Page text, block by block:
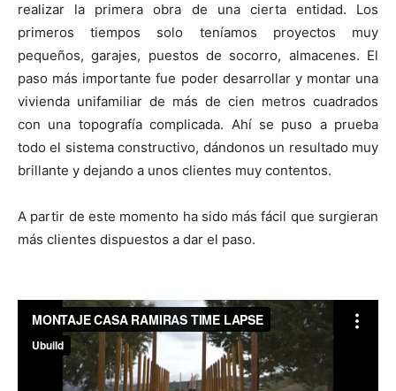
realizar la primera obra de una cierta entidad. Los
primeros tiempos solo teníamos proyectos muy
pequeños, garajes, puestos de socorro, almacenes. El
paso más importante fue poder desarrollar y montar una
vivienda unifamiliar de más de cien metros cuadrados
con una topografía complicada. Ahí se puso a prueba
todo el sistema constructivo, dándonos un resultado muy
brillante y dejando a unos clientes muy contentos.
A partir de este momento ha sido más fácil que surgieran
más clientes dispuestos a dar el paso.